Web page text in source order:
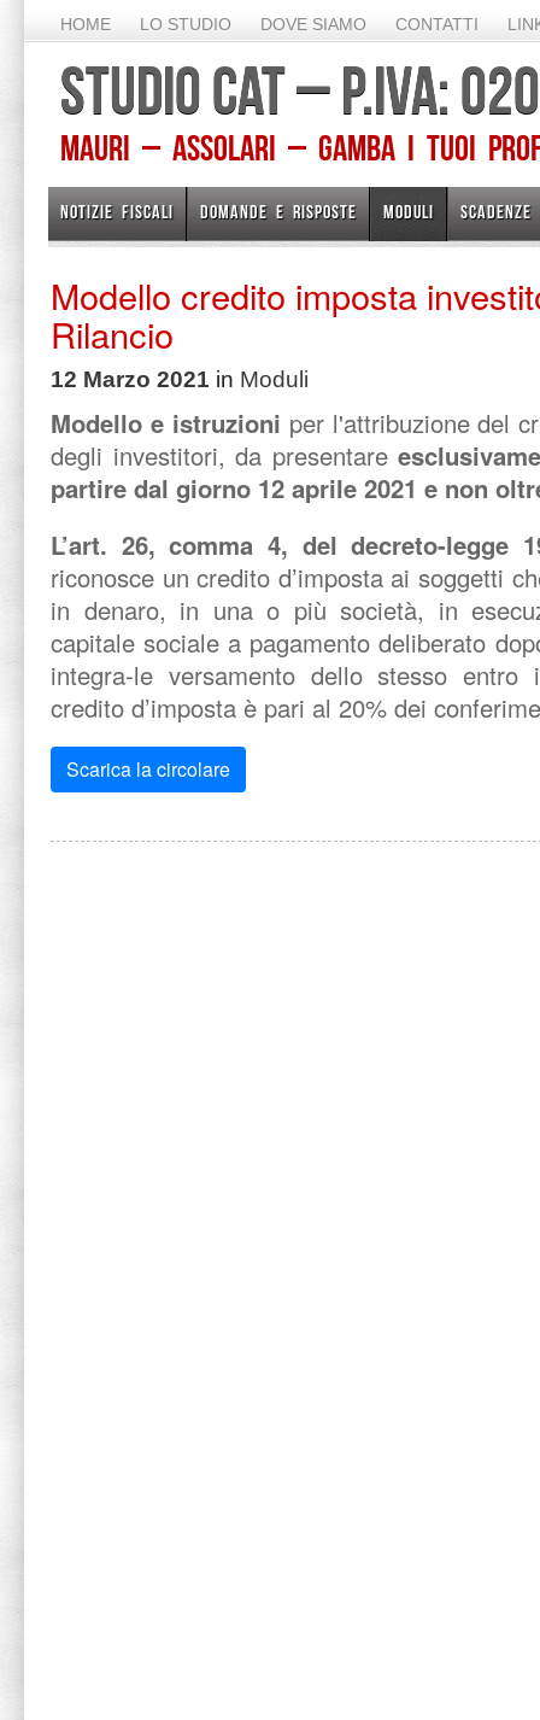
HOME LO STUDIO DOVE SIAMO CONTATTI
STUDIO CAT – P.IVA:
Mauri – Assolari – Gamba I TUOI
NOTIZIE FISCALI DOMANDE E RISPOSTE MODULI SCADENZE
Modello credito imposta
Rilancio
12 Marzo 2021 in Moduli
Modello e istruzioni per l'attribuzione del
degli investitori, da presentare
partire dal giorno 12 aprile 2021 e non
L’art. 26, comma 4, del decreto-legge
riconosce un credito d’imposta ai soggetti
in denaro, in una o più società, in
capitale sociale a pagamento deliberato
integra-le versamento dello stesso
credito d’imposta è pari al 20% dei
Scarica la circolare